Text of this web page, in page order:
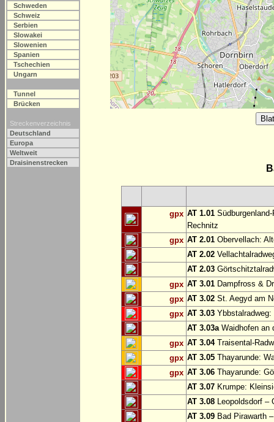
Schweden
Schweiz
Serbien
Slowakei
Slowenien
Spanien
Tschechien
Ungarn
Tunnel
Brücken
Streckenverzeichnis
Deutschland
Europa
Weltweit
Draisinenstrecken
gpx AT 1.01
Rechnitz
gpx AT 2.01 Obervellach:
AT 2.02
AT 2.03
gpx AT 3.01 Dampfross &
gpx AT 3.02 St. Aegyd am
gpx AT 3.03
AT 3.03aWaidhofen an
gpx AT 3.04Traisental-
gpx AT 3.05 Thayarunde:
gpx AT 3.06 Thayarunde:
AT 3.07 Krumpe:
AT 3.08 Leopoldsdorf –
AT 3.09 Bad Pirawarth